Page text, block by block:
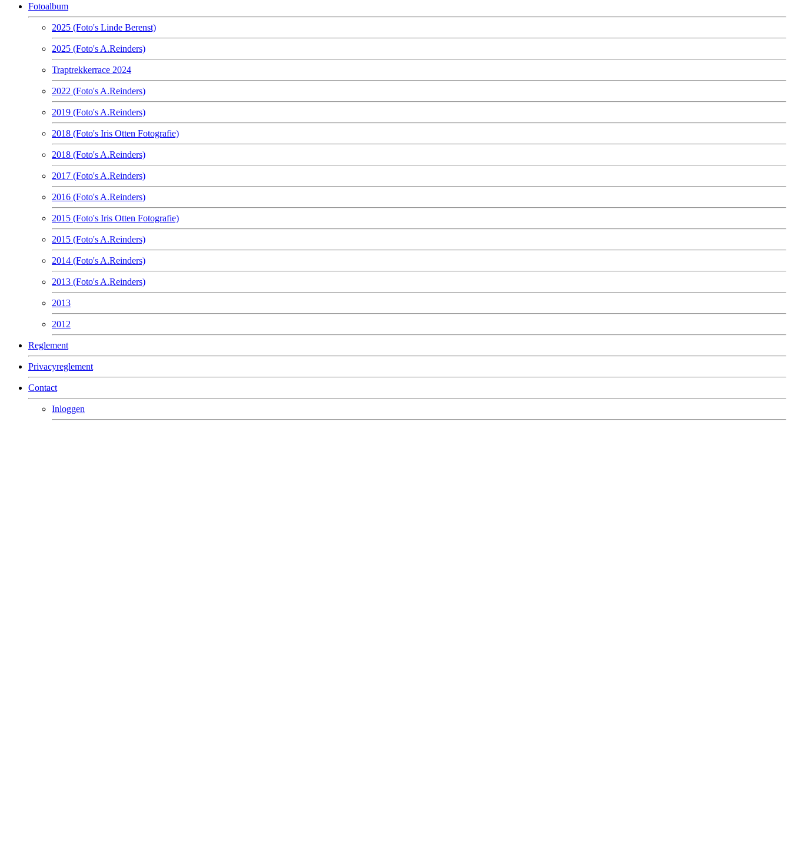
Fotoalbum
2025 (Foto's Linde Berenst)
2025 (Foto's A.Reinders)
Traptrekkerrace 2024
2022 (Foto's A.Reinders)
2019 (Foto's A.Reinders)
2018 (Foto's Iris Otten Fotografie)
2018 (Foto's A.Reinders)
2017 (Foto's A.Reinders)
2016 (Foto's A.Reinders)
2015 (Foto's Iris Otten Fotografie)
2015 (Foto's A.Reinders)
2014 (Foto's A.Reinders)
2013 (Foto's A.Reinders)
2013
2012
Reglement
Privacyreglement
Contact
Inloggen